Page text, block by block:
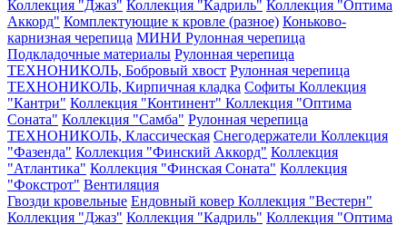
Коллекция "Джаз" Коллекция "Кадриль" Коллекция "Оптима
Аккорд" Комплектующие к кровле (разное) Коньково-
карнизная черепица МИНИ Рулонная черепица
Подкладочные материалы Рулонная черепица
ТЕХНОНИКОЛЬ, Бобровый хвост Рулонная черепица
ТЕХНОНИКОЛЬ, Кирпичная кладка Софиты Коллекция
"Кантри" Коллекция "Континент" Коллекция "Оптима
Соната" Коллекция "Самба" Рулонная черепица
ТЕХНОНИКОЛЬ, Классическая Снегодержатели Коллекция
"Фазенда" Коллекция "Финский Аккорд" Коллекция
"Атлантика" Коллекция "Финская Соната" Коллекция
"Фокстрот" Вентиляция
Гвозди кровельные Ендовный ковер Коллекция "Вестерн"
Коллекция "Джаз" Коллекция "Кадриль" Коллекция "Оптима